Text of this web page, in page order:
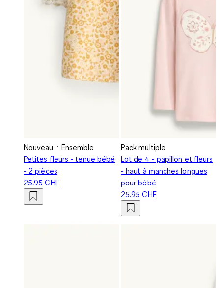
Nouveau
Ensemble
Petites fleurs - tenue bébé
- 2 pièces
25.95 CHF
Pack multiple
Lot de 4 - papillon et fleurs
- haut à manches longues
pour bébé
25.95 CHF